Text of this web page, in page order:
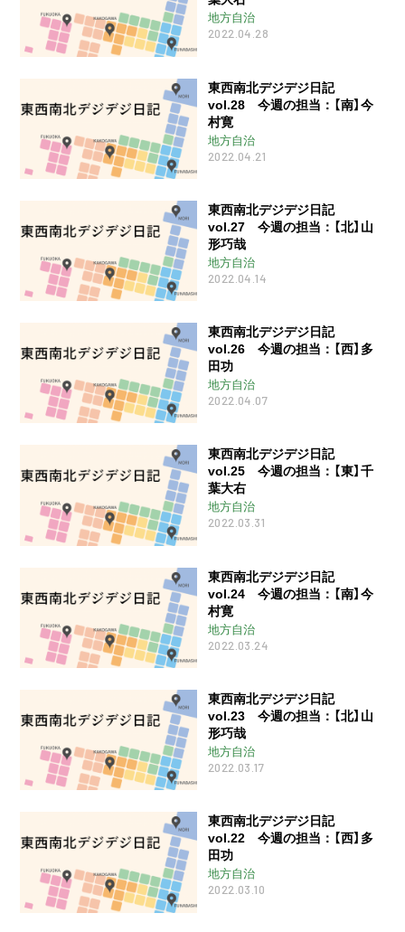
地方自治
2022.04.28
東西南北デジデジ日記
vol.28 今週の担当：【南】今
村寛
地方自治
2022.04.21
東西南北デジデジ日記
vol.27 今週の担当：【北】山
形巧哉
地方自治
2022.04.14
東西南北デジデジ日記
vol.26 今週の担当：【西】多
田功
地方自治
2022.04.07
東西南北デジデジ日記
vol.25 今週の担当：【東】千
葉大右
地方自治
2022.03.31
東西南北デジデジ日記
vol.24 今週の担当：【南】今
村寛
地方自治
2022.03.24
東西南北デジデジ日記
vol.23 今週の担当：【北】山
形巧哉
地方自治
2022.03.17
東西南北デジデジ日記
vol.22 今週の担当：【西】多
田功
地方自治
2022.03.10